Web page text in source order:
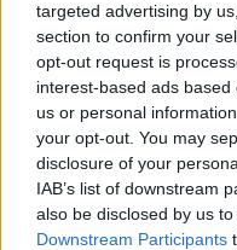
targeted advertising by
section to confirm your
opt-out request is
interest-based ads
us or personal
your opt-out. You may
disclosure of your
IAB’s list of downstream
also be disclosed by us
Downstream Participants